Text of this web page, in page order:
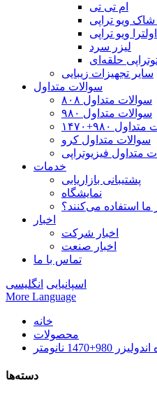
ام تی تی
ویو تراپی
ویو تراپی
لیزر سرد
سایر تجهیزات زیبایی
سوالات متداول
سوالات متداول ۸۰۸
سوالات متداول ۹۸۰
۹۸۰+۱۴۷۰
سوالات متداول کرو
متداول فیزیوتراپی
خدمات
پشتیبانی بازاریابی
نمایشگاه
استفاده می‌کنند؟
اخبار
اخبار شرکت
اخبار صنعت
تماس با ما
اسپانیایی انگلیسی
More Language
خانه
محصولات
980+1470 نانومتر
دسته‌ها